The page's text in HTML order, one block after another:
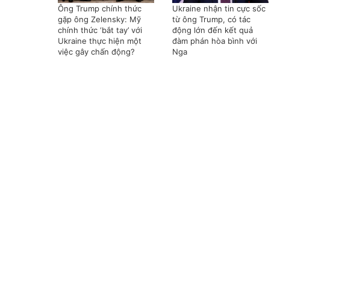
Ông Trump chính thức
gặp ông Zelensky: Mỹ
chính thức ‘bắt tay’ với
Ukraine thực hiện một
việc gây chấn động?
Ukraine nhận tin cực sốc
từ ông Trump, có tác
động lớn đến kết quả
đàm phán hòa bình với
Nga